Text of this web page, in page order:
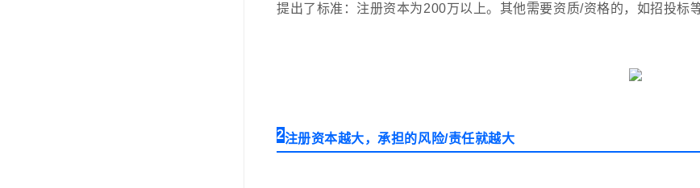
提出了标准：注册资本为200万以上。其他需要资质/资格的，如招投标
2注册资本越大，承担的风险/责任就越大